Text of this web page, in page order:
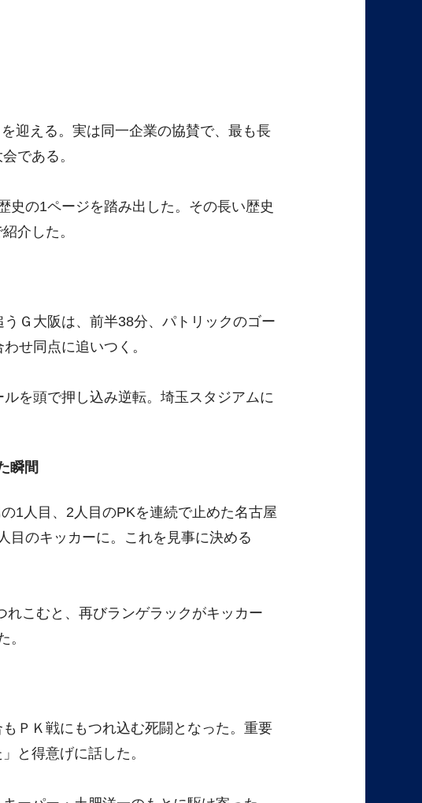
迎える。実は同一企業の協賛で、最も長
である。
史の1ページを踏み出した。その長い歴史
介した。
Ｇ大阪は、前半38分、パトリックのゴー
せ同点に追いつく。
を頭で押し込み逆転。埼玉スタジアムに
瞬間
1人目、2人目のPKを連続で止めた名古屋
目のキッカーに。これを見事に決める
こむと、再びランゲラックがキッカー
。
ＰＫ戦にもつれ込む死闘となった。重要
と得意げに話した。